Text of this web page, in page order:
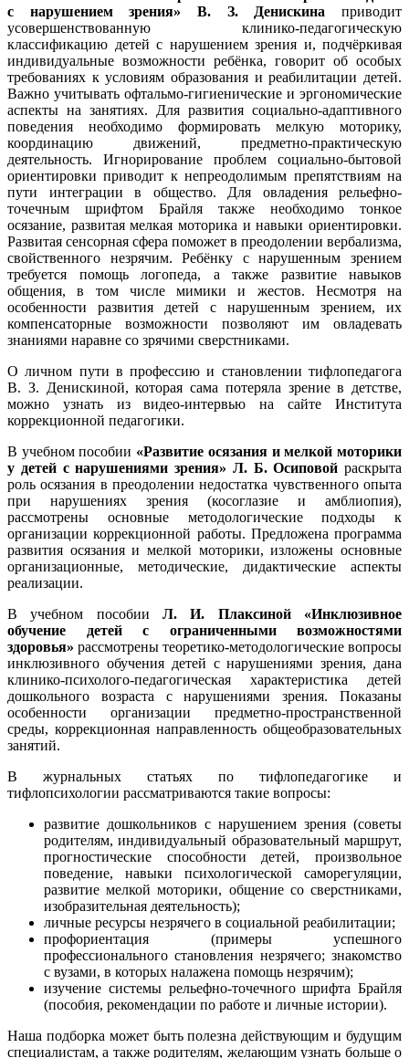
с нарушением зрения» В. З. Денискина приводит
усовершенствованную клинико-педагогическую
классификацию детей с нарушением зрения и, подчёркивая
индивидуальные возможности ребёнка, говорит об особых
требованиях к условиям образования и реабилитации детей.
Важно учитывать офтальмо-гигиенические и эргономические
аспекты на занятиях. Для развития социально-адаптивного
поведения необходимо формировать мелкую моторику,
координацию движений, предметно-практическую
деятельность. Игнорирование проблем социально-бытовой
ориентировки приводит к непреодолимым препятствиям на
пути интеграции в общество. Для овладения рельефно-
точечным шрифтом Брайля также необходимо тонкое
осязание, развитая мелкая моторика и навыки ориентировки.
Развитая сенсорная сфера поможет в преодолении вербализма,
свойственного незрячим. Ребёнку с нарушенным зрением
требуется помощь логопеда, а также развитие навыков
общения, в том числе мимики и жестов. Несмотря на
особенности развития детей с нарушенным зрением, их
компенсаторные возможности позволяют им овладевать
знаниями наравне со зрячими сверстниками.
О личном пути в профессию и становлении тифлопедагога
В. З. Денискиной, которая сама потеряла зрение в детстве,
можно узнать из видео-интервью на сайте Института
коррекционной педагогики.
В учебном пособии «Развитие осязания и мелкой моторики
у детей с нарушениями зрения» Л. Б. Осиповой раскрыта
роль осязания в преодолении недостатка чувственного опыта
при нарушениях зрения (косоглазие и амблиопия),
рассмотрены основные методологические подходы к
организации коррекционной работы. Предложена программа
развития осязания и мелкой моторики, изложены основные
организационные, методические, дидактические аспекты
реализации.
В учебном пособии Л. И. Плаксиной «Инклюзивное
обучение детей с ограниченными возможностями
здоровья» рассмотрены теоретико-методологические вопросы
инклюзивного обучения детей с нарушениями зрения, дана
клинико-психолого-педагогическая характеристика детей
дошкольного возраста с нарушениями зрения. Показаны
особенности организации предметно-пространственной
среды, коррекционная направленность общеобразовательных
занятий.
В журнальных статьях по тифлопедагогике и
тифлопсихологии рассматриваются такие вопросы:
развитие дошкольников с нарушением зрения (советы
родителям, индивидуальный образовательный маршрут,
прогностические способности детей, произвольное
поведение, навыки психологической саморегуляции,
развитие мелкой моторики, общение со сверстниками,
изобразительная деятельность);
личные ресурсы незрячего в социальной реабилитации;
профориентация (примеры успешного
профессионального становления незрячего; знакомство
с вузами, в которых налажена помощь незрячим);
изучение системы рельефно-точечного шрифта Брайля
(пособия, рекомендации по работе и личные истории).
Наша подборка может быть полезна действующим и будущим
специалистам, а также родителям, желающим узнать больше о